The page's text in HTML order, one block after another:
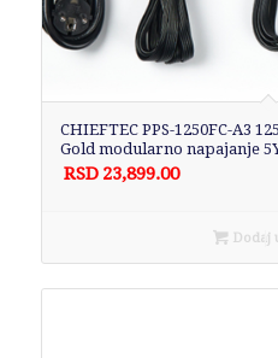
CHIEFTEC PPS-1250FC-A3
Gold modularno napajanje
RSD 23,899.00
Dodaj